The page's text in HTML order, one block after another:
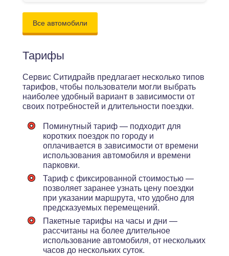
Все автомобили
Тарифы
Сервис Ситидрайв предлагает несколько типов
тарифов, чтобы пользователи могли выбрать
наиболее удобный вариант в зависимости от
своих потребностей и длительности поездки.
Поминутный тариф — подходит для
коротких поездок по городу и
оплачивается в зависимости от времени
использования автомобиля и времени
парковки.
Тариф с фиксированной стоимостью —
позволяет заранее узнать цену поездки
при указании маршрута, что удобно для
предсказуемых перемещений.
Пакетные тарифы на часы и дни —
рассчитаны на более длительное
использование автомобиля, от нескольких
часов до нескольких суток.